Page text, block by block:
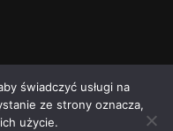
świadczyć usługi na
ze strony oznacza,
użycie.